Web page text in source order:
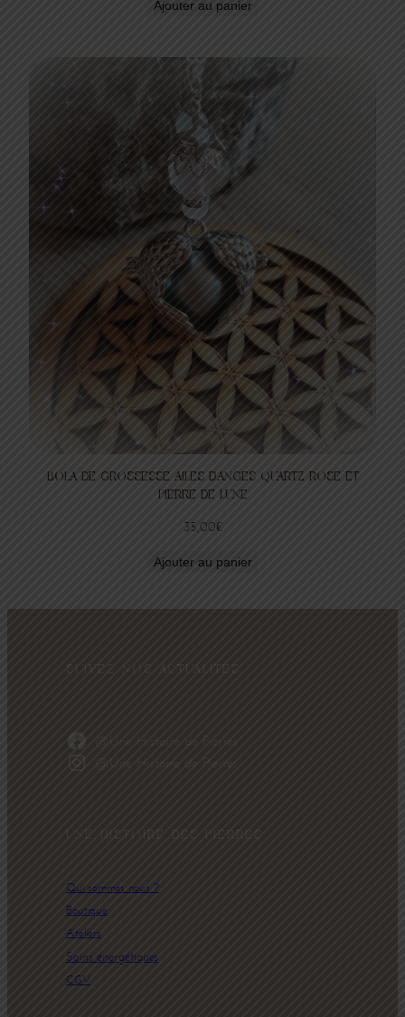
Ajouter au panier
BOLA DE GROSSESSE AILES D’ANGES QUARTZ ROSE ET
PIERRE DE LUNE
35,00€
Ajouter au panier
SUIVEZ NOS ACTUALITÉS
@Une Histoire de Pierres
@Une Histoire de Pierres
UNE HISTOIRE DES PIERRES
Qui sommes nous ?
Boutique
Ateliers
Soins énergétiques
CGV